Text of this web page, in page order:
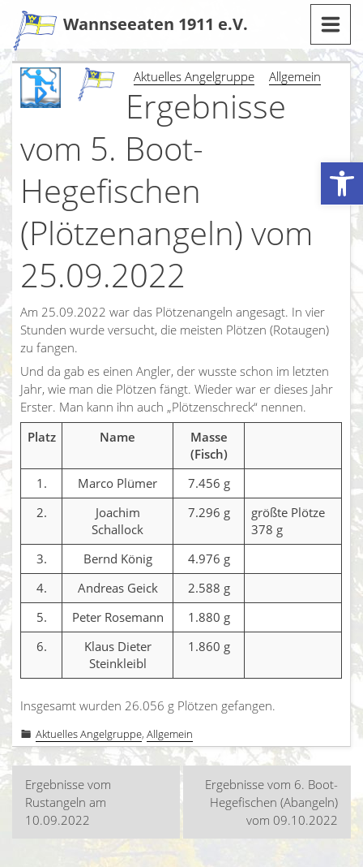
Werkzeugleiste öffnen
Zum
Inhalt
Wannseeaten 1911 e.V.
Aktuelles Angelgruppe Allgemein
Ergebnisse
vom 5. Boot-
Hegefischen
(Plötzenangeln) vom
25.09.2022
Am 25.09.2022 war das Plötzenangeln angesagt. In vier
Stunden wurde versucht, die meisten Plötzen (Rotaugen)
zu fangen.
Und da gab es einen Angler, der wusste schon im letzten
Jahr, wie man die Plötzen fängt. Wieder war er dieses Jahr
Erster. Man kann ihn auch „Plötzenschreck“ nennen.
Platz
Name
Masse
(Fisch)
1.
Marco Plümer
7.456 g
2.
Joachim
Schallock
7.296 g
größte Plötze
378 g
3.
Bernd König
4.976 g
4.
Andreas Geick
2.588 g
5.
Peter Rosemann
1.880 g
6.
Klaus Dieter
Steinkleibl
1.860 g
Insgesamt wurden 26.056 g Plötzen gefangen.
Aktuelles Angelgruppe, Allgemein
Beitragsnavigation
Ergebnisse vom
Rustangeln am
10.09.2022
Ergebnisse vom 6. Boot-
Hegefischen (Abangeln)
vom 09.10.2022